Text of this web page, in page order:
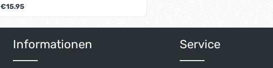
einem Gummibalg, der den Block in
senkrechter Position hält. Im Gegensatz zu
einer Feder können sich hier keine Leinen
gerade oder um 90° verdreht montieren.
Regulärer Preis:
€15.95
Informationen Service